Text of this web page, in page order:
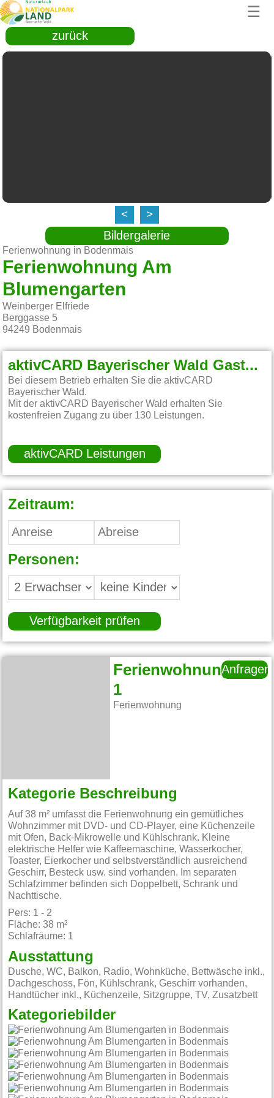
☰
zurück
< >
Bildergalerie
Ferienwohnung in Bodenmais
Ferienwohnung Am
Blumengarten
Weinberger Elfriede
Berggasse 5
94249 Bodenmais
aktivCARD Bayerischer Wald Gastgeber:
Bei diesem Betrieb erhalten Sie die aktivCARD
Bayerischer Wald.
Mit der aktivCARD Bayerischer Wald erhalten Sie
kostenfreien Zugang zu über 130 Leistungen.
aktivCARD Leistungen
Zeitraum:
Personen:
Verfügbarkeit prüfen
Ferienwohnung
1
Ferienwohnung
Anfragen
Kategorie Beschreibung
Auf 38 m² umfasst die Ferienwohnung ein gemütliches
Wohnzimmer mit DVD- und CD-Player, eine Küchenzeile
mit Ofen, Back-Mikrowelle und Kühlschrank. Kleine
elektrische Helfer wie Kaffeemaschine, Wasserkocher,
Toaster, Eierkocher und selbstverständlich ausreichend
Geschirr, Besteck usw. sind vorhanden. Im separaten
Schlafzimmer befinden sich Doppelbett, Schrank und
Nachttische.
Pers: 1 - 2
Fläche: 38 m²
Schlafräume: 1
Ausstattung
Dusche, WC, Balkon, Radio, Wohnküche, Bettwäsche inkl.,
Dachgeschoss, Fön, Kühlschrank, Geschirr vorhanden,
Handtücher inkl., Küchenzeile, Sitzgruppe, TV, Zusatzbett
Kategoriebilder